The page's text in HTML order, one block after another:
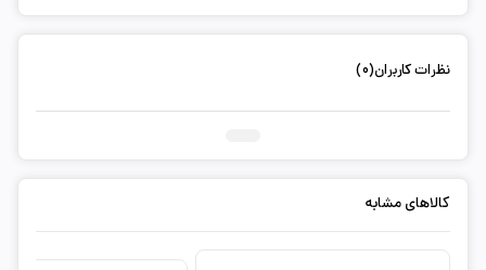
نظرات کاربران(0)
کالاهای مشابه